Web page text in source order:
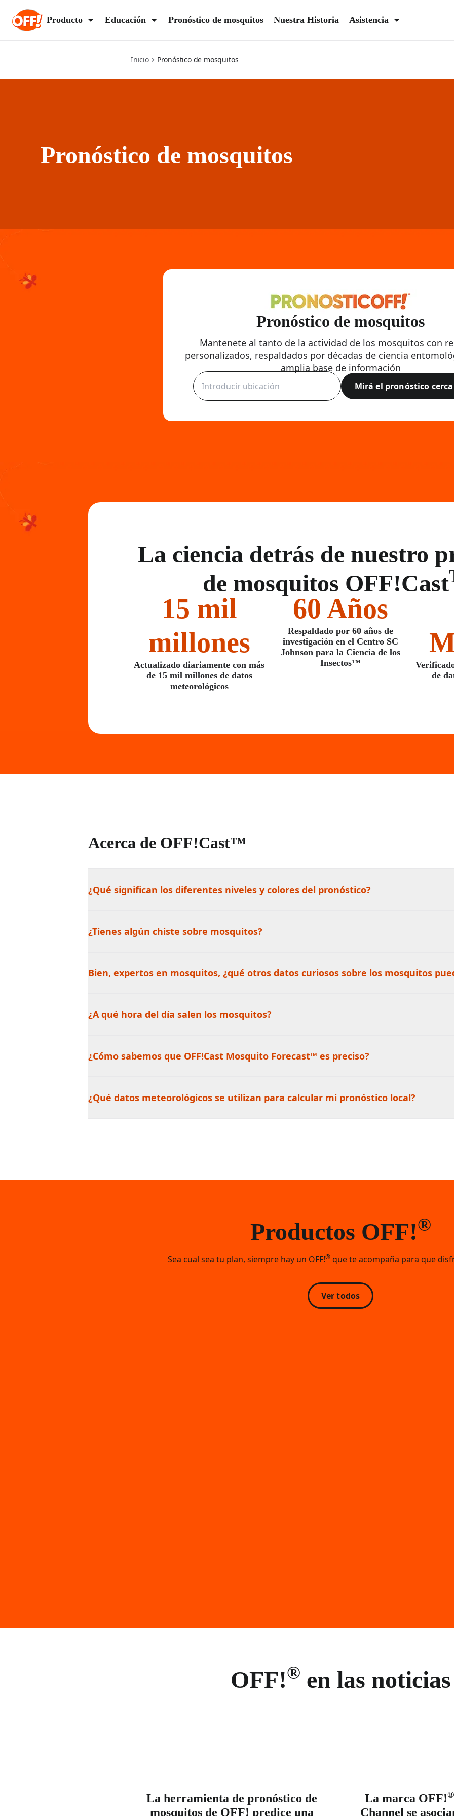
Producto Educación Pronóstico de mosquitos Nuestra Historia Asistencia
Inicio Pronóstico de mosquitos
Pronóstico de mosquitos
Pronóstico de mosquitos
Mantenete al tanto de la actividad de los mosquitos con
personalizados, respaldados por décadas de ciencia
amplia base de información
Mirá el pronóstico
La ciencia detrás de nuestro
de mosquitos OFF!Cast
Actualizado diariamente con más
de 15 mil millones de datos
meteorológicos
15 mil
millones
Respaldado por 60 años de
investigación en el Centro SC
Johnson para la Ciencia de los
Insectos™​
60 Años​
de
Acerca de OFF!Cast™
¿Qué significan los diferentes niveles y colores del pronóstico?
¿Tienes algún chiste sobre mosquitos?​
Bien, expertos en mosquitos, ¿qué otros datos curiosos sobre los mosquitos
¿A qué hora del día salen los mosquitos?​
¿Cómo sabemos que OFF!Cast Mosquito Forecast™ es preciso?​
¿Qué datos meteorológicos se utilizan para calcular mi pronóstico local?
Productos OFF!®
Sea cual sea tu plan, siempre hay un OFF!®que te acompaña para que
Ver todos
OFF!® en las noticias
La herramienta de pronóstico de
mosquitos de OFF! predice una
La marca OFF!®
Channel se